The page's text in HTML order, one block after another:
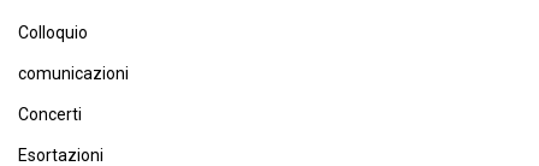
Colloquio
comunicazioni
Concerti
Esortazioni